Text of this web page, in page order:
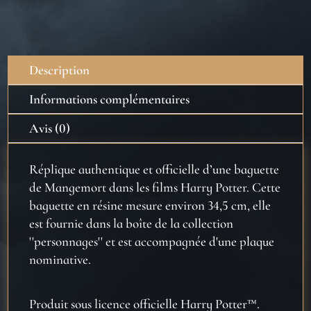
Description
Informations complémentaires
Avis (0)
Réplique authentique et officielle d’une baguette
de Mangemort dans les films Harry Potter. Cette
baguette en résine mesure environ 34,5 cm, elle
est fournie dans la boîte de la collection
''personnages'' et est accompagnée d'une plaque
nominative.
Produit sous licence officielle Harry Potter™.